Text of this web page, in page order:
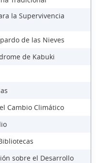
la Supervivencia
de las Nieves
de Kabuki
Cambio Climático
sobre el Desarrollo